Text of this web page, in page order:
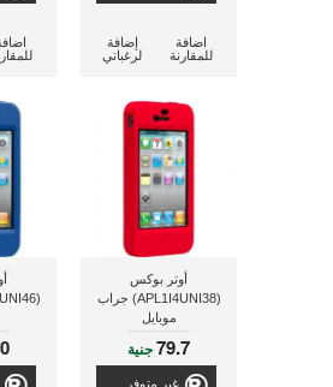
إضافة
لرغباتي
اضافة
للمقارنة
أوتر بوكس
(APL1I4UNI38) جراب
موبايل
79.7جنية
غير متوفر